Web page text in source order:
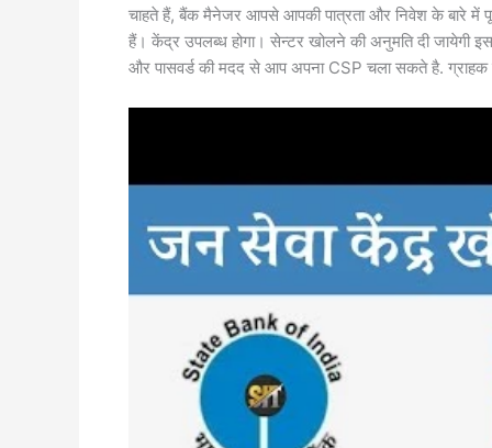
चाहते हैं, बैंक मैनेजर आपसे आपकी पात्रता और निवेश के बारे में
हैं। केंद्र उपलब्ध होगा। सेन्टर खोलने की अनुमति दी जायेगी
और पासवर्ड की मदद से आप अपना CSP चला सकते है.